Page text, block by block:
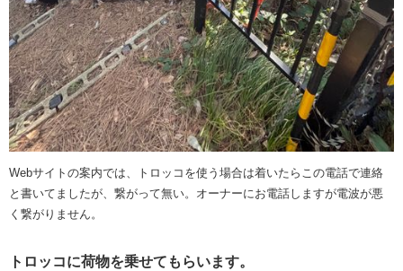
Webサイトの案内では、トロッコを使う場合は着いたらこの電話で連絡
と書いてましたが、繋がって無い。オーナーにお電話しますが電波が悪
く繋がりません。
トロッコに荷物を乗せてもらいます。